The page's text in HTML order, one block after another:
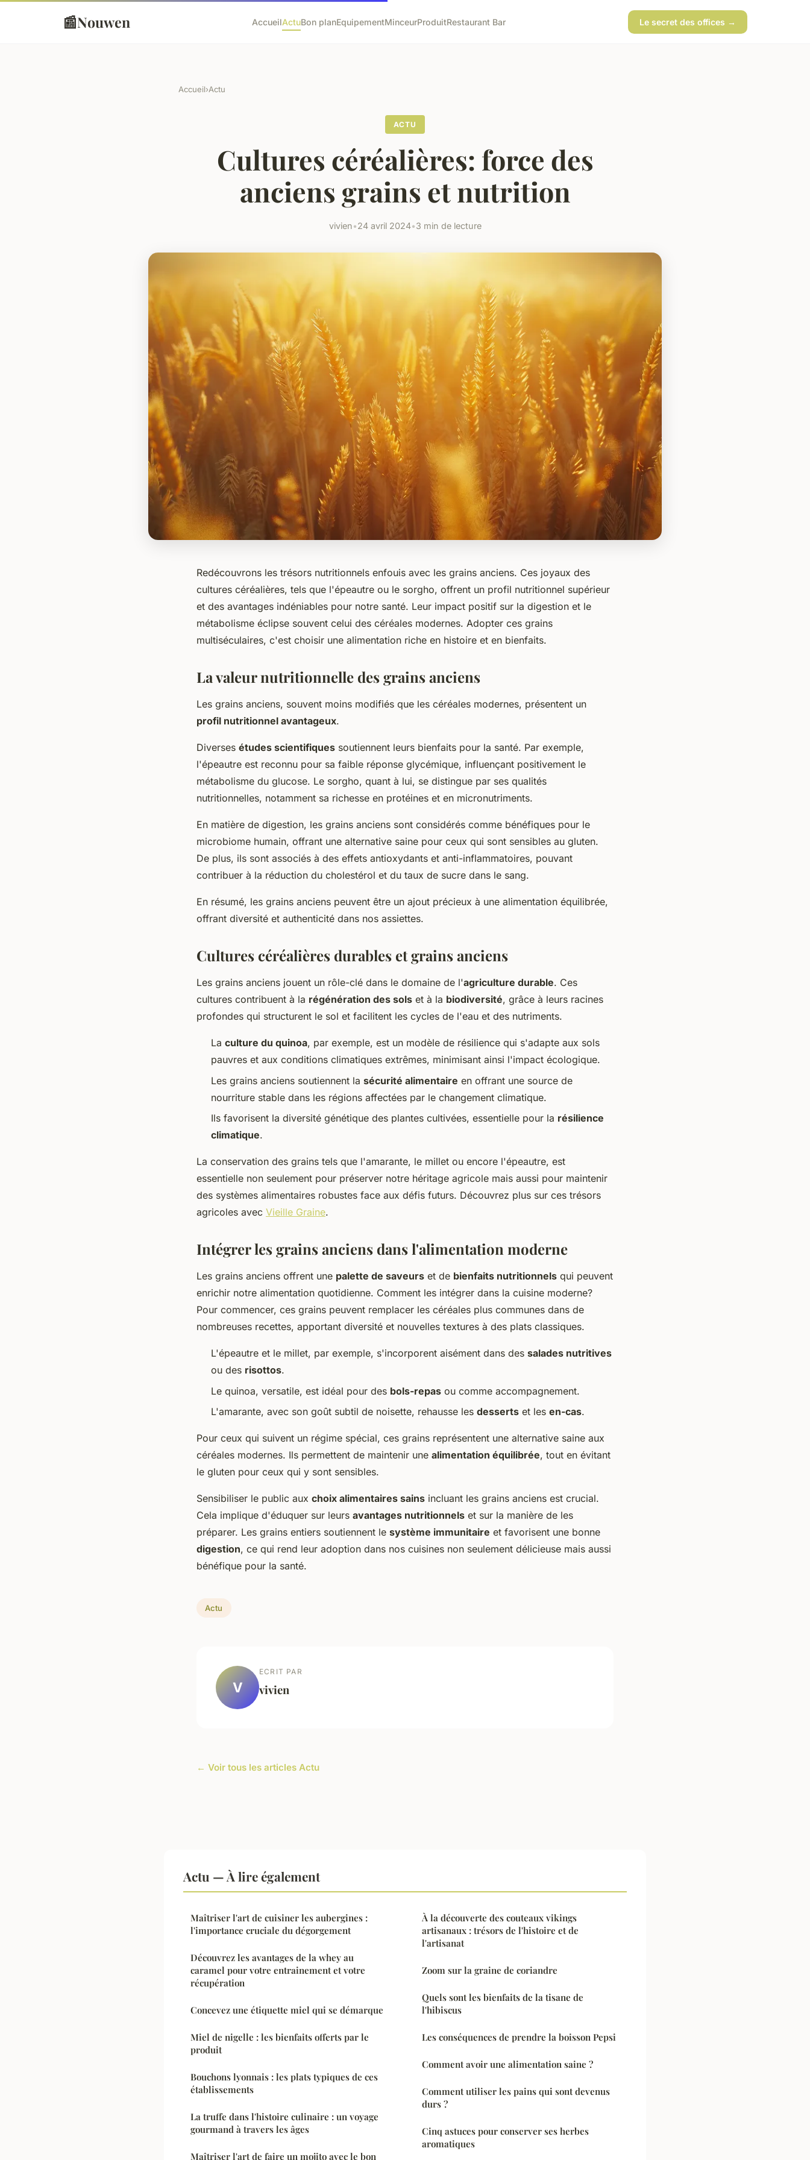
📰Nouwen AccueilActuBon planEquipementMinceurProduitRestaurant Bar Le secret des offices →
Accueil›Actu
ACTU
Cultures céréalières: force des
anciens grains et nutrition
vivien•24 avril 2024•3 min de lecture
Redécouvrons les trésors nutritionnels enfouis avec les grains anciens. Ces joyaux des
cultures céréalières, tels que l'épeautre ou le sorgho, offrent un profil nutritionnel supérieur
et des avantages indéniables pour notre santé. Leur impact positif sur la digestion et le
métabolisme éclipse souvent celui des céréales modernes. Adopter ces grains
multiséculaires, c'est choisir une alimentation riche en histoire et en bienfaits.
La valeur nutritionnelle des grains anciens
Les grains anciens, souvent moins modifiés que les céréales modernes, présentent un
profil nutritionnel avantageux.
Diverses études scientifiques soutiennent leurs bienfaits pour la santé. Par exemple,
l'épeautre est reconnu pour sa faible réponse glycémique, influençant positivement le
métabolisme du glucose. Le sorgho, quant à lui, se distingue par ses qualités
nutritionnelles, notamment sa richesse en protéines et en micronutriments.
En matière de digestion, les grains anciens sont considérés comme bénéfiques pour le
microbiome humain, offrant une alternative saine pour ceux qui sont sensibles au gluten.
De plus, ils sont associés à des effets antioxydants et anti-inflammatoires, pouvant
contribuer à la réduction du cholestérol et du taux de sucre dans le sang.
En résumé, les grains anciens peuvent être un ajout précieux à une alimentation équilibrée,
offrant diversité et authenticité dans nos assiettes.
Cultures céréalières durables et grains anciens
Les grains anciens jouent un rôle-clé dans le domaine de l'agriculture durable. Ces
cultures contribuent à la régénération des sols et à la biodiversité, grâce à leurs racines
profondes qui structurent le sol et facilitent les cycles de l'eau et des nutriments.
La culture du quinoa, par exemple, est un modèle de résilience qui s'adapte aux sols
pauvres et aux conditions climatiques extrêmes, minimisant ainsi l'impact écologique.
Les grains anciens soutiennent la sécurité alimentaire en offrant une source de
nourriture stable dans les régions affectées par le changement climatique.
Ils favorisent la diversité génétique des plantes cultivées, essentielle pour la résilience
climatique.
La conservation des grains tels que l'amarante, le millet ou encore l'épeautre, est
essentielle non seulement pour préserver notre héritage agricole mais aussi pour maintenir
des systèmes alimentaires robustes face aux défis futurs. Découvrez plus sur ces trésors
agricoles avec Vieille Graine.
Intégrer les grains anciens dans l'alimentation moderne
Les grains anciens offrent une palette de saveurs et de bienfaits nutritionnels qui peuvent
enrichir notre alimentation quotidienne. Comment les intégrer dans la cuisine moderne?
Pour commencer, ces grains peuvent remplacer les céréales plus communes dans de
nombreuses recettes, apportant diversité et nouvelles textures à des plats classiques.
L'épeautre et le millet, par exemple, s'incorporent aisément dans des salades nutritives
ou des risottos.
Le quinoa, versatile, est idéal pour des bols-repas ou comme accompagnement.
L'amarante, avec son goût subtil de noisette, rehausse les desserts et les en-cas.
Pour ceux qui suivent un régime spécial, ces grains représentent une alternative saine aux
céréales modernes. Ils permettent de maintenir une alimentation équilibrée, tout en évitant
le gluten pour ceux qui y sont sensibles.
Sensibiliser le public aux choix alimentaires sains incluant les grains anciens est crucial.
Cela implique d'éduquer sur leurs avantages nutritionnels et sur la manière de les
préparer. Les grains entiers soutiennent le système immunitaire et favorisent une bonne
digestion, ce qui rend leur adoption dans nos cuisines non seulement délicieuse mais aussi
bénéfique pour la santé.
Actu
V
ECRIT PAR
vivien
← Voir tous les articles Actu
Actu — À lire également
Maîtriser l'art de cuisiner les aubergines :
l'importance cruciale du dégorgement
Découvrez les avantages de la whey au
caramel pour votre entrainement et votre
récupération
Concevez une étiquette miel qui se démarque
Miel de nigelle : les bienfaits offerts par le
produit
Bouchons lyonnais : les plats typiques de ces
établissements
La truffe dans l'histoire culinaire : un voyage
gourmand à travers les âges
Maîtriser l'art de faire un mojito avec le bon
À la découverte des couteaux vikings
artisanaux : trésors de l'histoire et de
l'artisanat
Zoom sur la graine de coriandre
Quels sont les bienfaits de la tisane de
l'hibiscus
Les conséquences de prendre la boisson Pepsi
Comment avoir une alimentation saine ?
Comment utiliser les pains qui sont devenus
durs ?
Cinq astuces pour conserver ses herbes
aromatiques